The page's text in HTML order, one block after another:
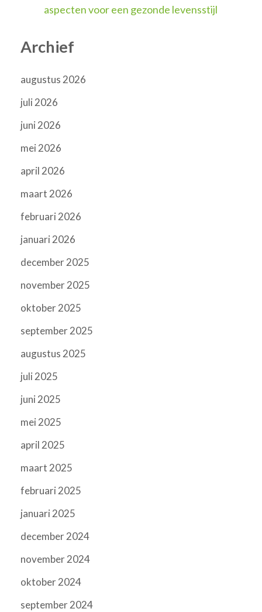
aspecten voor een gezonde levensstijl
Archief
augustus 2026
juli 2026
juni 2026
mei 2026
april 2026
maart 2026
februari 2026
januari 2026
december 2025
november 2025
oktober 2025
september 2025
augustus 2025
juli 2025
juni 2025
mei 2025
april 2025
maart 2025
februari 2025
januari 2025
december 2024
november 2024
oktober 2024
september 2024